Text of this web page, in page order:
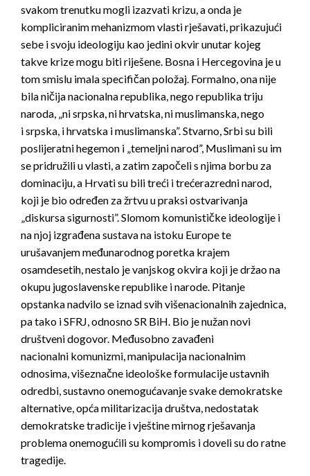
svakom trenutku mogli izazvati krizu, a onda je
kompliciranim mehanizmom vlasti rješavati, prikazujući
sebe i svoju ideologiju kao jedini okvir unutar kojeg
takve krize mogu biti riješene. Bosna i Hercegovina je u
tom smislu imala specifičan položaj. Formalno, ona nije
bila ničija nacionalna republika, nego republika triju
naroda, „ni srpska, ni hrvatska, ni muslimanska, nego
i srpska, i hrvatska i muslimanska”. Stvarno, Srbi su bili
poslijeratni hegemon i „temeljni narod”, Muslimani su im
se pridružili u vlasti, a zatim započeli s njima borbu za
dominaciju, a Hrvati su bili treći i trećerazredni narod,
koji je bio određen za žrtvu u praksi ostvarivanja
„diskursa sigurnosti”. Slomom komunističke ideologije i
na njoj izgrađena sustava na istoku Europe te
urušavanjem međunarodnog poretka krajem
osamdesetih, nestalo je vanjskog okvira koji je držao na
okupu jugoslavenske republike i narode. Pitanje
opstanka nadvilo se iznad svih višenacionalnih zajednica,
pa tako i SFRJ, odnosno SR BiH. Bio je nužan novi
društveni dogovor. Međusobno zavađeni
nacionalni komunizmi, manipulacija nacionalnim
odnosima, višeznačne ideološke formulacije ustavnih
odredbi, sustavno onemogućavanje svake demokratske
alternative, opća militarizacija društva, nedostatak
demokratske tradicije i vještine mirnog rješavanja
problema onemogućili su kompromis i doveli su do ratne
tragedije.